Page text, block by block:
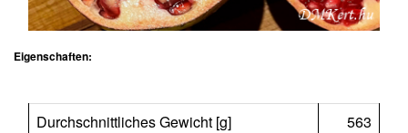
Eigenschaften:
Durchschnittliches Gewicht [g]
563